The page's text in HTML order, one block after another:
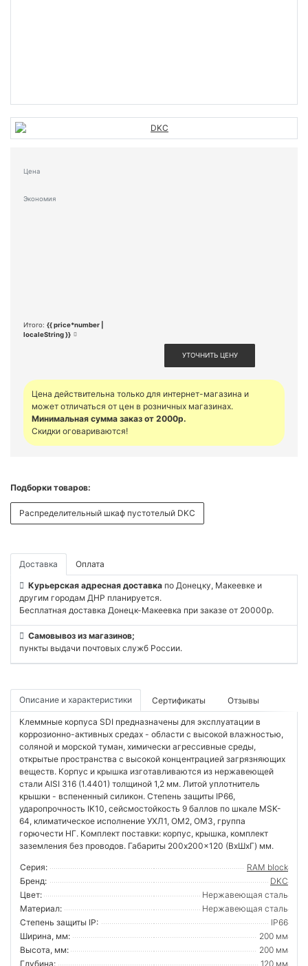
Цена
Экономия
Итого: {{ price*number |
localeString }}
УТОЧНИТЬ ЦЕНУ
Цена действительна только для интернет-магазина и
может отличаться от цен в розничных магазинах.
Минимальная сумма заказ от 2000р.
Скидки оговариваются!
Подборки товаров:
Распределительный шкаф пустотелый DKC
Доставка Оплата
Курьерская адресная доставка по Донецку, Макеевке и
другим городам ДНР планируется.
Бесплатная доставка Донецк-Макеевка при заказе от 20000р.
Самовывоз из магазинов;
пункты выдачи почтовых служб России.
Описание и характеристики Сертификаты Отзывы
Клеммные корпуса SDI предназначены для эксплуатации в
коррозионно-активных средах - области с высокой влажностью,
соляной и морской туман, химически агрессивные среды,
открытые пространства с высокой концентрацией загрязняющих
веществ. Корпус и крышка изготавливаются из нержавеющей
стали AISI 316 (1.4401) толщиной 1,2 мм. Литой уплотнитель
крышки - вспененный силикон. Степень защиты IP66,
ударопрочность IK10, сейсмостойкость 9 баллов по шкале MSK-
64, климатическое исполнение УХЛ1, ОМ2, ОМ3, группа
горючести НГ. Комплект поставки: корпус, крышка, комплект
заземления без проводов. Габариты 200x200x120 (ВхШхГ) мм.
Серия:
RAM block
Бренд:
DKC
Цвет:
Нержавеющая сталь
Материал:
Нержавеющая сталь
Степень защиты IP:
IP66
Ширина, мм:
200 мм
Высота, мм:
200 мм
Глубина:
120 мм